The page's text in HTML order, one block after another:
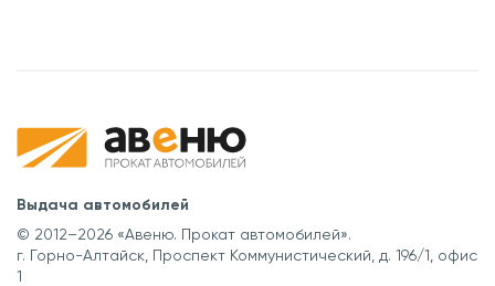
Выдача автомобилей
© 2012–2026 «Авеню. Прокат автомобилей».
г. Горно-Алтайск, Проспект Коммунистический, д. 196/1, офис
1